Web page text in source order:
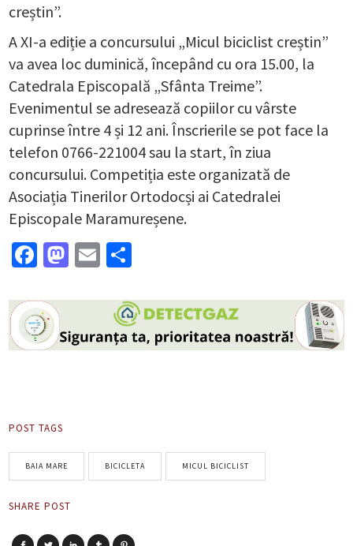
creștin”.
A XI-a ediție a concursului „Micul biciclist creștin”
va avea loc duminică, începând cu ora 15.00, la
Catedrala Episcopală „Sfânta Treime”.
Evenimentul se adresează copiilor cu vârste
cuprinse între 4 și 12 ani. Înscrierile se pot face la
telefon 0766-221004 sau la start, în ziua
concursului. Competiția este organizată de
Asociația Tinerilor Ortodocși ai Catedralei
Episcopale Maramureșene.
Facebook
Mastodon
Email
POST TAGS
BAIA MARE BICICLETA MICUL BICICLIST
SHARE POST